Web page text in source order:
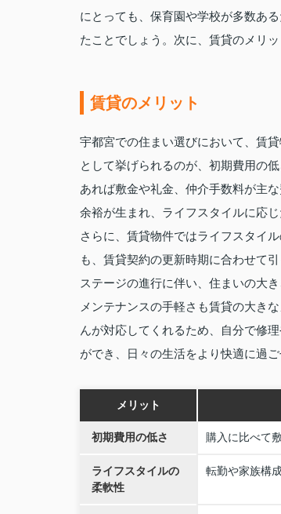
にとっても、保育園や学校が多数あ
たことでしょう。次に、賃貸のメリ
賃貸のメリット
宇都宮での住まい選びにおいて、賃
として挙げられるのが、初期費用の
あれば敷金や礼金、仲介手数料が主
余裕が生まれ、ライフスタイルに応じ
さらに、賃貸物件ではライフスタイ
も、賃貸契約の更新時期に合わせて
ステージの進行に伴い、住まいの大
メンテナンスの手軽さも賃貸の大き
んが対応してくれるため、自分で修
ができ、日々の生活をより快適に過ご
メリット
初期費用の低さ 購入に比べて
ライフスタイルの
柔軟性
転勤や家族構